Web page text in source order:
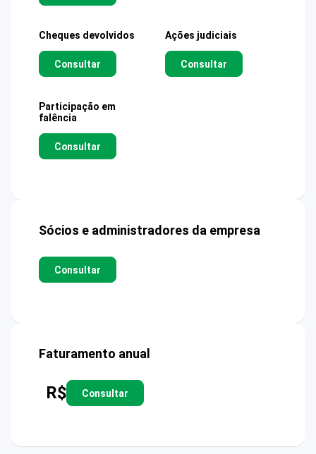
Cheques devolvidos
Consultar
Ações judiciais
Consultar
Participação em
falência
Consultar
Sócios e administradores da empresa
Consultar
Faturamento anual
R$ Consultar